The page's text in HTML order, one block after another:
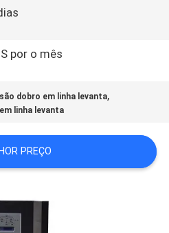
por o mês
dobro em linha levanta,
linha levanta
PREÇO